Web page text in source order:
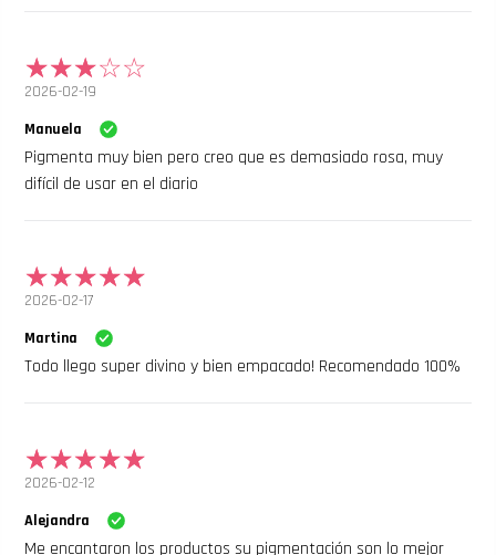
2026-02-19
Manuela
Pigmenta muy bien pero creo que es demasiado rosa, muy
difícil de usar en el diario
2026-02-17
Martina
Todo llego super divino y bien empacado! Recomendado 100%
2026-02-12
Alejandra
Me encantaron los productos su pigmentación son lo mejor